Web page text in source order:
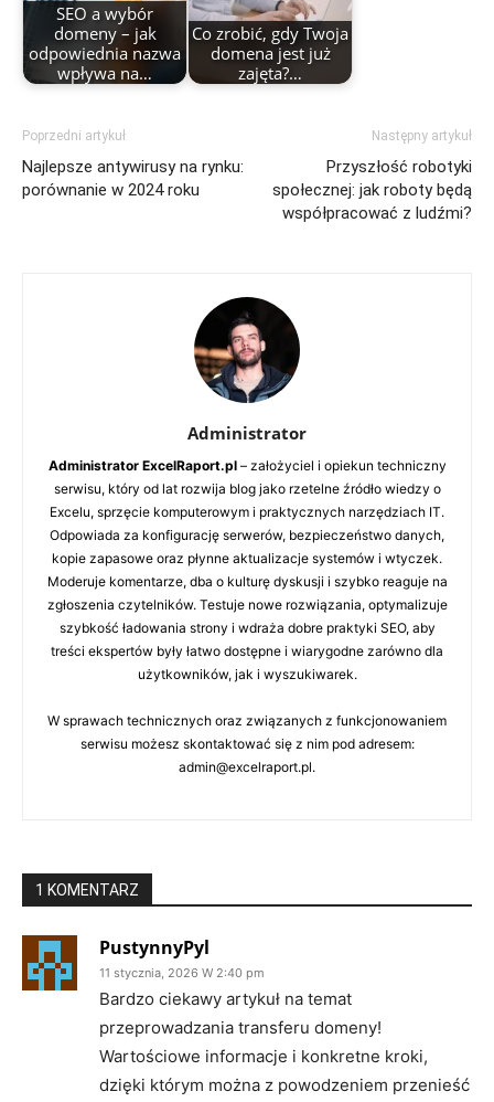
SEO a wybór
domeny – jak
odpowiednia nazwa
wpływa na…
Co zrobić, gdy Twoja
domena jest już
zajęta?…
Poprzedni artykuł
Najlepsze antywirusy na rynku:
porównanie w 2024 roku
Następny artykuł
Przyszłość robotyki
społecznej: jak roboty będą
współpracować z ludźmi?
Administrator
Administrator ExcelRaport.pl– założyciel i opiekun techniczny
serwisu, który od lat rozwija blog jako rzetelne źródło wiedzy o
Excelu, sprzęcie komputerowym i praktycznych narzędziach IT.
Odpowiada za konfigurację serwerów, bezpieczeństwo danych,
kopie zapasowe oraz płynne aktualizacje systemów i wtyczek.
Moderuje komentarze, dba o kulturę dyskusji i szybko reaguje na
zgłoszenia czytelników. Testuje nowe rozwiązania, optymalizuje
szybkość ładowania strony i wdraża dobre praktyki SEO, aby
treści ekspertów były łatwo dostępne i wiarygodne zarówno dla
użytkowników, jak i wyszukiwarek.
W sprawach technicznych oraz związanych z funkcjonowaniem
serwisu możesz skontaktować się z nim pod adresem:
admin@excelraport.pl.
1 KOMENTARZ
PustynnyPyl
11 stycznia, 2026 W 2:40 pm
Bardzo ciekawy artykuł na temat
przeprowadzania transferu domeny!
Wartościowe informacje i konkretne kroki,
dzięki którym można z powodzeniem przenieść